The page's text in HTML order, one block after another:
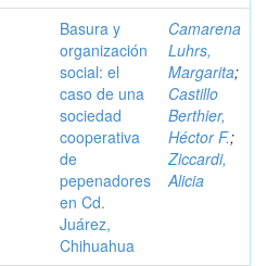
Basura y
organización
social: el
caso de una
sociedad
cooperativa
de
pepenadores
en Cd.
Juárez,
Chihuahua
Camarena
Luhrs,
Margarita;
Castillo
Berthier,
Héctor F.;
Ziccardi,
Alicia